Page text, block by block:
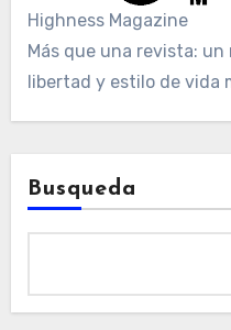
Highness Magazine
Más que una revista:
libertad y estilo de vida
Busqueda